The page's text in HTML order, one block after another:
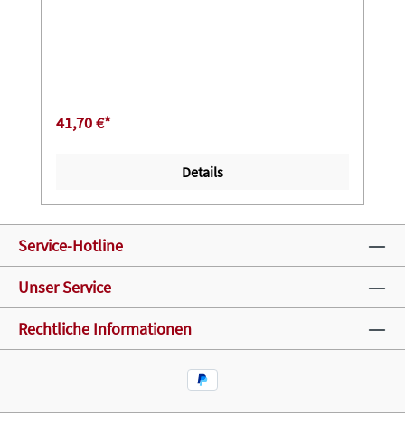
41,70 €*
Details
Service-Hotline
Unser Service
Rechtliche Informationen